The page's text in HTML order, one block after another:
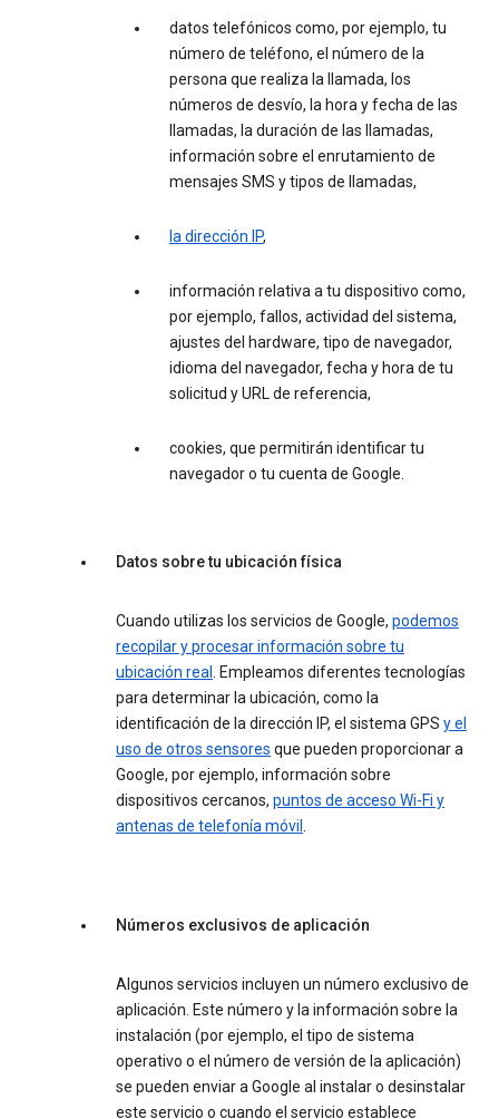
datos telefónicos como, por ejemplo, tu
número de teléfono, el número de la
persona que realiza la llamada, los
números de desvío, la hora y fecha de las
llamadas, la duración de las llamadas,
información sobre el enrutamiento de
mensajes SMS y tipos de llamadas,
la dirección IP,
información relativa a tu dispositivo como,
por ejemplo, fallos, actividad del sistema,
ajustes del hardware, tipo de navegador,
idioma del navegador, fecha y hora de tu
solicitud y URL de referencia,
cookies, que permitirán identificar tu
navegador o tu cuenta de Google.
Datos sobre tu ubicación física
Cuando utilizas los servicios de Google, podemos
recopilar y procesar información sobre tu
ubicación real. Empleamos diferentes tecnologías
para determinar la ubicación, como la
identificación de la dirección IP, el sistema GPS y el
uso de otros sensores que pueden proporcionar a
Google, por ejemplo, información sobre
dispositivos cercanos, puntos de acceso Wi-Fi y
antenas de telefonía móvil .
Números exclusivos de aplicación
Algunos servicios incluyen un número exclusivo de
aplicación. Este número y la información sobre la
instalación (por ejemplo, el tipo de sistema
operativo o el número de versión de la aplicación)
se pueden enviar a Google al instalar o desinstalar
este servicio o cuando el servicio establece